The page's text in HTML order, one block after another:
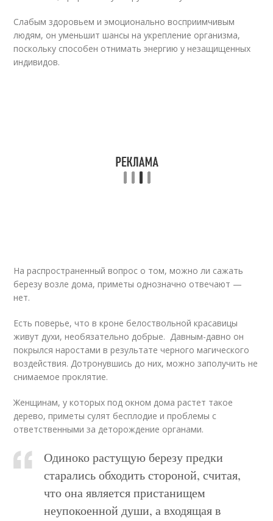
Слабым здоровьем и эмоционально восприимчивым
людям, он уменьшит шансы на укрепление организма,
поскольку способен отнимать энергию у незащищенных
индивидов.
На распространенный вопрос о том, можно ли сажать
березу возле дома, приметы однозначно отвечают —
нет.
Есть поверье, что в кроне белоствольной красавицы
живут духи, необязательно добрые. Давным-давно он
покрылся наростами в результате черного магического
воздействия. Дотронувшись до них, можно заполучить не
снимаемое проклятие.
Женщинам, у которых под окном дома растет такое
дерево, приметы сулят бесплодие и проблемы с
ответственными за деторождение органами.
Одиноко растущую березу предки
старались обходить стороной, считая,
что она является пристанищем
неупокоенной души, а входящая в